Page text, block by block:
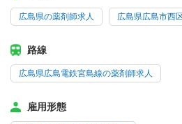
広島県の薬剤師求人 広島県広島市西
路線
広島県広島電鉄宮島線の薬剤師求人
雇用形態